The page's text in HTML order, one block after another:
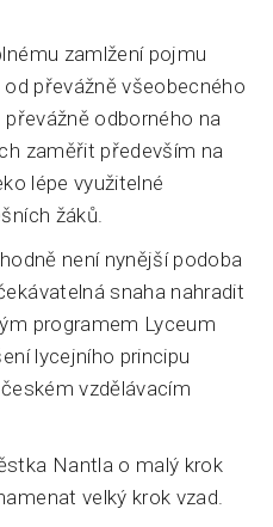
zamlžení pojmu
převážně všeobecného
odborného na
zaměřit především na
lépe využitelné
žáků.
není nynější podoba
snaha nahradit
programem Lyceum
lycejního principu
vzdělávacím
Nantla o malý krok
velký krok vzad.